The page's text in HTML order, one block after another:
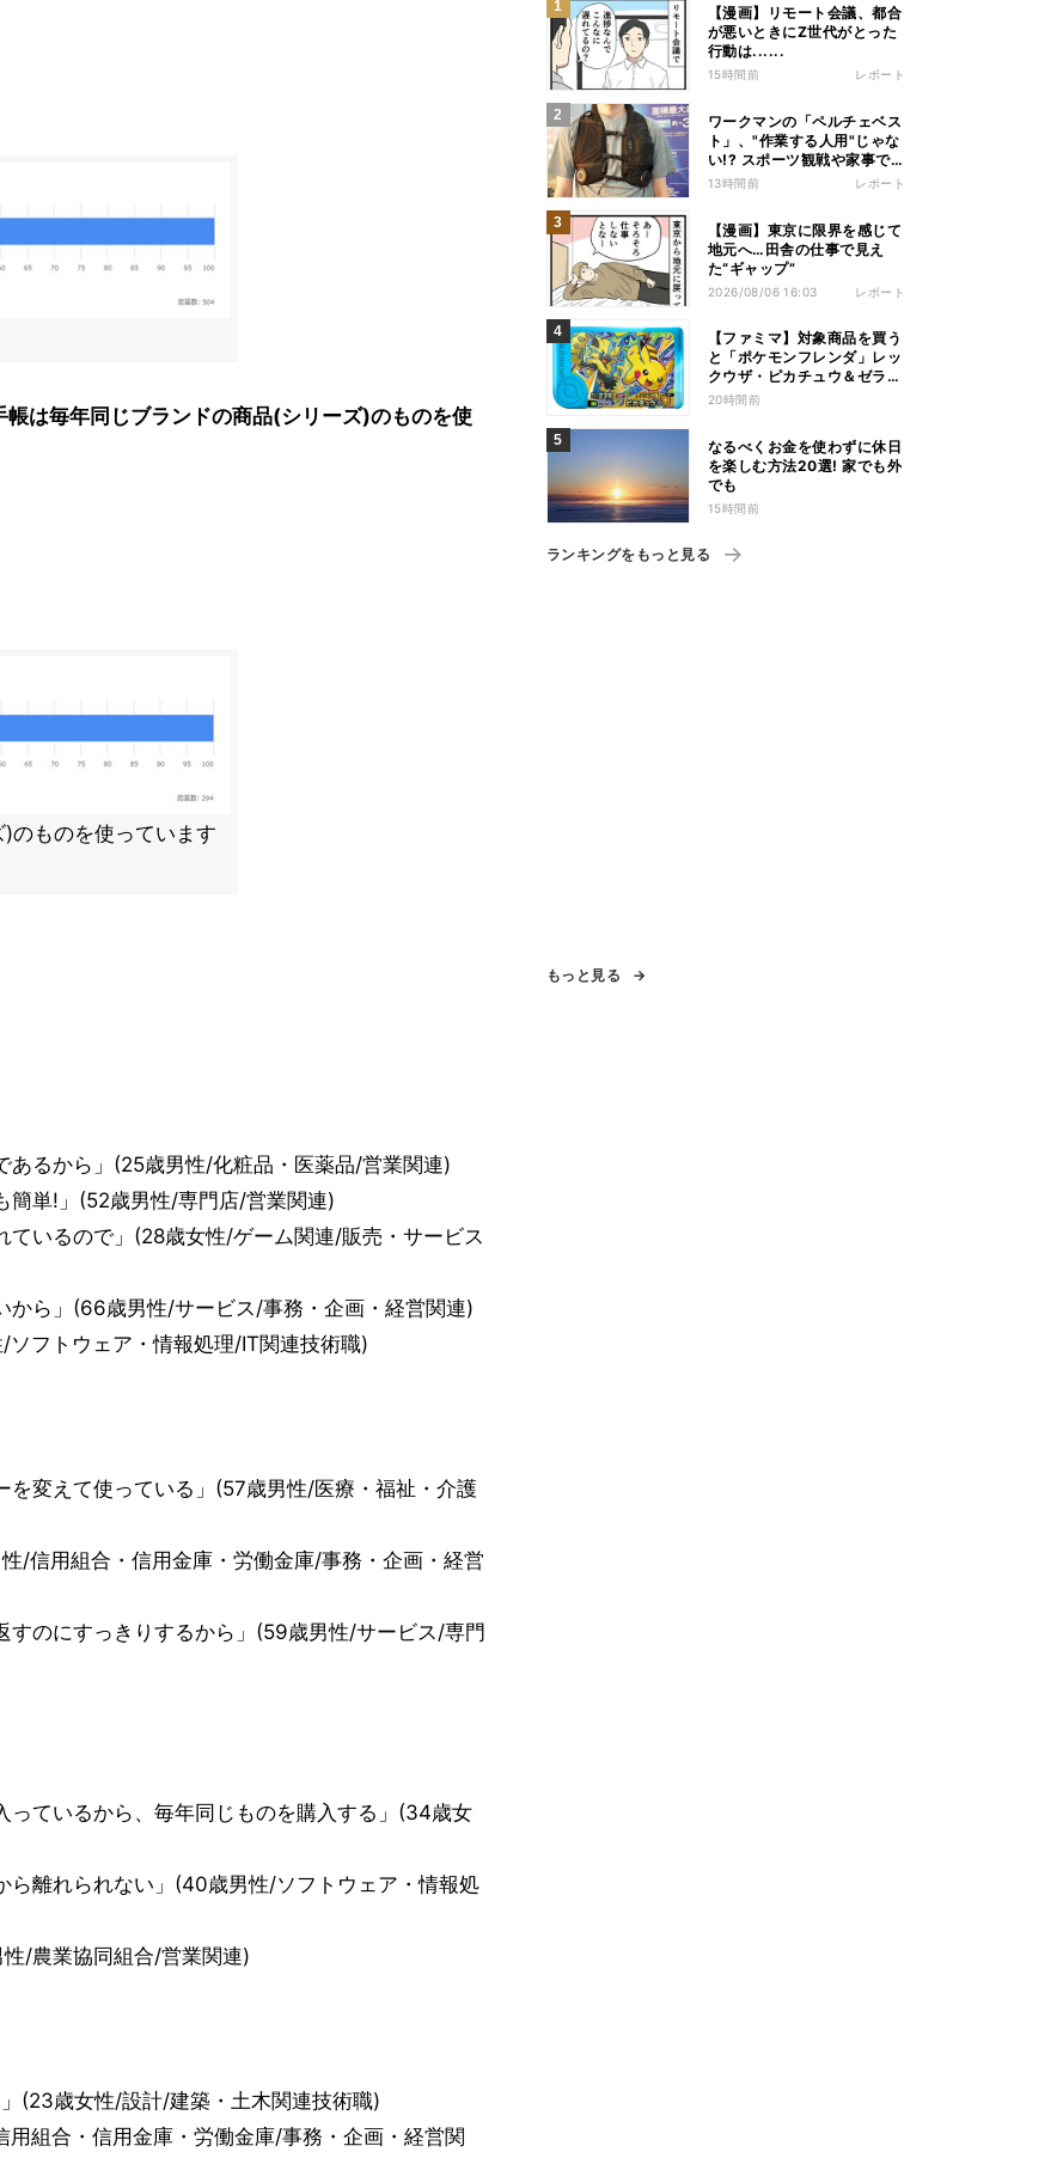
は毎年同じブランドの商品(シリーズ)のものを使
のものを使っています
あるから」(25歳男性/化粧品・医薬品/営業関連)
簡単!」(52歳男性/専門店/営業関連)
ているので」(28歳女性/ゲーム関連/販売・サービス
から」(66歳男性/サービス/事務・企画・経営関連)
ソフトウェア・情報処理/IT関連技術職)
を変えて使っている」(57歳男性/医療・福祉・介護
/信用組合・信用金庫・労働金庫/事務・企画・経営
すのにすっきりするから」(59歳男性/サービス/専門
っているから、毎年同じものを購入する」(34歳女
ら離れられない」(40歳男性/ソフトウェア・情報処
/農業協同組合/営業関連)
(23歳女性/設計/建築・土木関連技術職)
組合・信用金庫・労働金庫/事務・企画・経営関
【漫画】リモート会議、都合
が悪いときにZ世代がとった
行動は......
15時間前 レポート
ワークマンの「ペルチェベス
ト」、"作業する人用"じゃな
い!? スポーツ観戦や家事で
の熱中症&冷え対策に――話
13時間前 レポート
【漫画】東京に限界を感じて
地元へ…田舎の仕事で見え
た“ギャップ”
2026/08/06 16:03 レポート
【ファミマ】対象商品を買う
と「ポケモンフレンダ」レッ
クウザ・ピカチュウ＆ゼラオ
ラのスペシャルフレンダピッ
20時間前
なるべくお金を使わずに休日
を楽しむ方法20選! 家でも外
でも
15時間前
ランキングをもっと見る
もっと見る